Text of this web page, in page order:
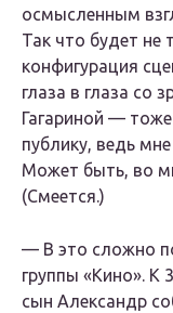
осмысленным
Так что будет не
конфигурация
глаза в глаза со
Гагариной —
публику, ведь
Может быть, во
(Смеется.)
— В это сложно
группы «Кино». К
сын Александр